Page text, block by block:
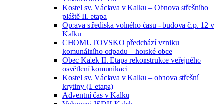
Kostel sv. Václava v Kalku – Obnova střešního
pláště II. etapa
Oprava střediska volného času - budova č.p. 12 v
Kalku
CHOMUTOVSKO předchází vzniku
komunálního odpadu – horské obce
Obec Kalek II. Etapa rekonstrukce veřejného
osvětlení komunikací
Kostel sv. Václava v Kalku – obnova střešní
krytiny (I. etapa)
Adventní čas v Kalku